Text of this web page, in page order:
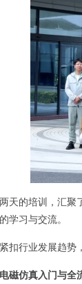
天的培训，汇聚
学习与交流。
扣行业发展趋势
磁仿真入门与全